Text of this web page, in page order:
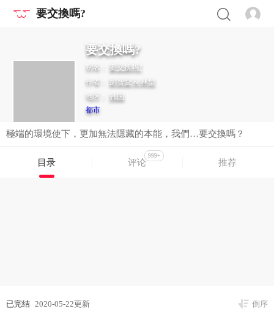
要交換嗎?
要交換嗎?
别名： 要交换吗?
作者： 劉智愛 & 林型
地区： 韩国
都市
極端的環境使下，更加無法隱藏的本能，我們…要交換嗎？
目录 评论
999+
推荐
已完结 2020-05-22更新 倒序